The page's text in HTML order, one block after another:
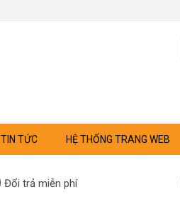
TIN TỨC HỆ THỐNG TRANG WEB
Đổi trả miễn phí